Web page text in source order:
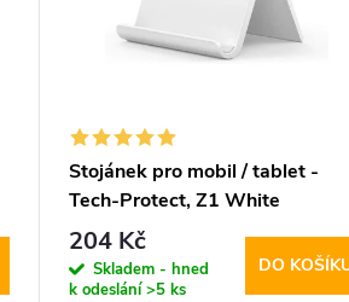
Stojánek pro mobil / tablet -
Tech-Protect, Z1 White
204 Kč
Skladem - hned
k odeslání>5 ks
DO